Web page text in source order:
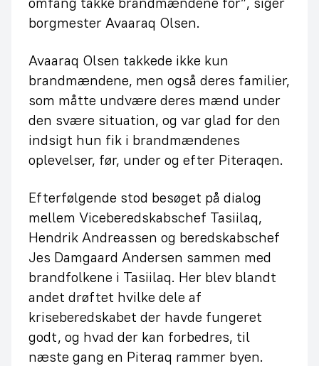
borgmester Avaaraq Olsen.
Avaaraq Olsen takkede ikke kun
brandmændene, men også deres familier,
som måtte undvære deres mænd under
den svære situation, og var glad for den
indsigt hun fik i brandmændenes
oplevelser, før, under og efter Piteraqen.
Efterfølgende stod besøget på dialog
mellem Viceberedskabschef Tasiilaq,
Hendrik Andreassen og beredskabschef
Jes Damgaard Andersen sammen med
brandfolkene i Tasiilaq. Her blev blandt
andet drøftet hvilke dele af
kriseberedskabet der havde fungeret
godt, og hvad der kan forbedres, til
næste gang en Piteraq rammer byen.